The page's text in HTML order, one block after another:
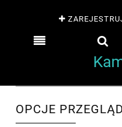
OPCJE